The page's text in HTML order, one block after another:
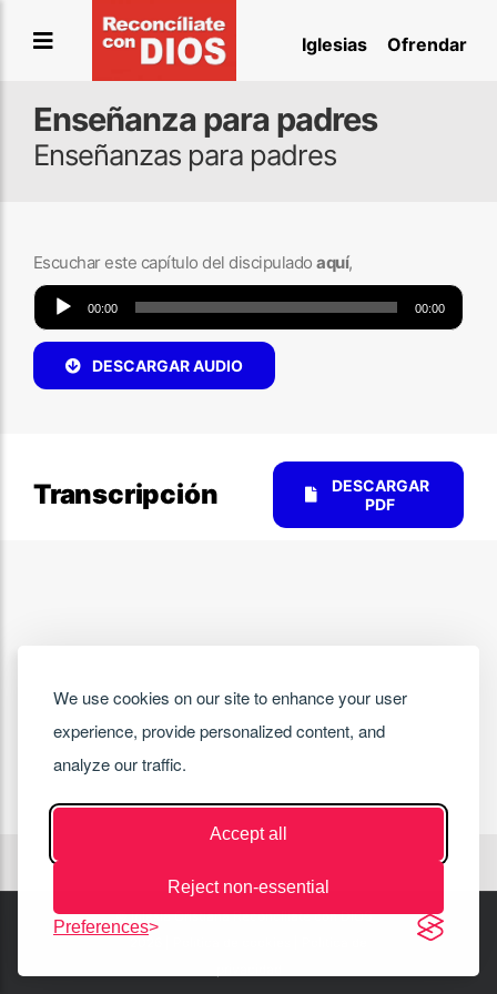
We use cookies on our site to enhance your user
experience, provide personalized content, and
analyze our traffic.
Accept all
Reject non-essential
Preferences
Iglesias Ofrendar
Enseñanza para padres
Enseñanzas para padres
Escuchar este capítulo del discipuladoaquí,
Reproductor
de
audio
00:00 00:00
DESCARGAR AUDIO
Transcripción
DESCARGAR
PDF
© Iglesia Cristiana Reconcíliate con DIOS -